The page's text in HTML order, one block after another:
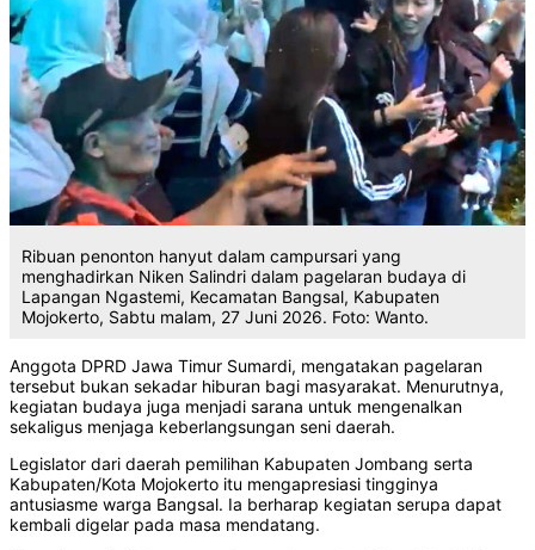
Ribuan penonton hanyut dalam campursari yang
menghadirkan Niken Salindri dalam pagelaran budaya di
Lapangan Ngastemi, Kecamatan Bangsal, Kabupaten
Mojokerto, Sabtu malam, 27 Juni 2026. Foto: Wanto.
Anggota DPRD Jawa Timur Sumardi, mengatakan pagelaran
tersebut bukan sekadar hiburan bagi masyarakat. Menurutnya,
kegiatan budaya juga menjadi sarana untuk mengenalkan
sekaligus menjaga keberlangsungan seni daerah.
Legislator dari daerah pemilihan Kabupaten Jombang serta
Kabupaten/Kota Mojokerto itu mengapresiasi tingginya
antusiasme warga Bangsal. Ia berharap kegiatan serupa dapat
kembali digelar pada masa mendatang.